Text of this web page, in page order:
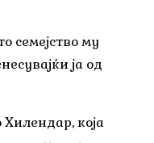
семејство му
ја од
која